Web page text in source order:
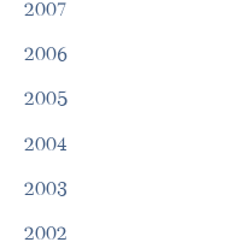
2007
2006
2005
2004
2003
2002